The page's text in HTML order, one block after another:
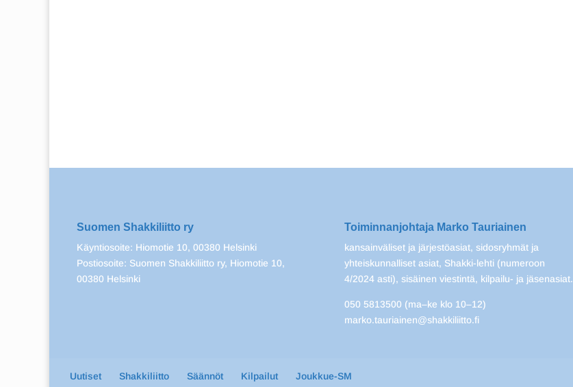
Suomen Shakkiliitto ry
Käyntiosoite: Hiomotie 10, 00380 Helsinki
Postiosoite: Suomen Shakkiliitto ry, Hiomotie 10,
00380 Helsinki
Toiminnanjohtaja Marko Tauriainen
kansainväliset ja järjestöasiat, sidosryhmät ja
yhteiskunnalliset asiat, Shakki-lehti (numeroon
4/2024 asti), sisäinen viestintä, kilpailu- ja jäsenasiat.
050 5813500 (ma–ke klo 10–12)
marko.tauriainen@shakkiliitto.fi
Uutiset Shakkiliitto Säännöt Kilpailut Joukkue-SM